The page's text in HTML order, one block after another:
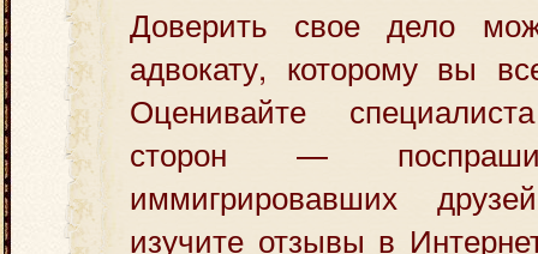
Доверить свое дело
адвокату, которому вы
Оценивайте
сторон —
иммигрировавших
изучите отзывы в